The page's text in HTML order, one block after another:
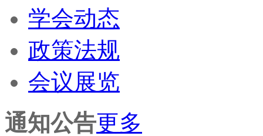
学会动态
政策法规
会议展览
通知公告更多